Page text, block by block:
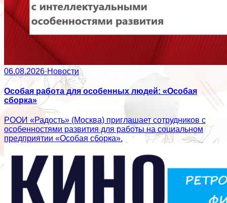
06.08.2026·Новости
Особая работа для особенных людей: «Особая
сборка»
РООИ «Радость» (Москва) приглашает сотрудников с
особенностями развития для работы на социальном
предприятии «Особая сборка».